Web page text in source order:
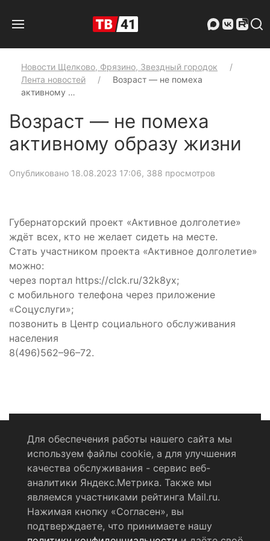
Новости Щелково, Фрязино, Звездный городок
Лента новостей
Возраст — не помеха
активному …
Возраст — не помеха
активному образу жизни
Опубликовано 18.08.2023 17:06, 388 просмотров
Губернаторский проект «Активное долголетие»
ждёт всех, кто не желает сидеть на месте.
Стать участником проекта «Активное долголетие»
можно:
через портал https://clck.ru/32k8yx;
с мобильного телефона через приложение
«Соцуслуги»;
позвонить в Центр социального обслуживания
населения
8(496)562–96–72.
Политика конфиденциальности
Согласие на обработку персональных данных
RSS-лента
Для обеспечения работы нашего сайта мы
используем файлы cookie, а для улучшения
качества обслуживания - сервис веб-
аналитики Яндекс.Метрика. Также мы
являемся участниками рейтинга Mail.ru.
Нажимая кнопку «Согласен», вы
подтверждаете, что принимаете нашу